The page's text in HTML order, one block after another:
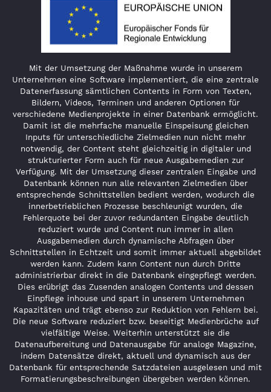
Mit der Umsetzung der Maßnahme wurde in unserem
Unternehmen eine Software implementiert, die eine zentrale
Datenerfassung sämtlichen Contents in Form von Texten,
Bildern, Videos, Terminen und anderen Optionen für
verschiedene Medienprojekte in einer Datenbank ermöglicht.
Damit ist die mehrfache manuelle Einspeisung gleichen
Inputs für unterschiedliche Zielmedien nun nicht mehr
notwendig, der Content steht gleichzeitig in digitaler und
strukturierter Form auch für neue Ausgabemedien zur
Verfügung. Mit der Umsetzung dieser zentralen Eingabe und
Datenbank können nun alle relevanten Zielmedien über
entsprechende Schnittstellen bedient werden, wodurch die
innerbetrieblichen Prozesse beschleunigt wurden, die
Fehlerquote bei der zuvor redundanten Eingabe deutlich
reduziert wurde und Content nun immer in allen
Ausgabemedien durch dynamische Abfragen über
Schnittstellen in Echtzeit und somit immer aktuell abgebildet
werden kann. Zudem kann Content nun durch Dritte
administrierbar direkt in die Datenbank eingepflegt werden.
Dies erübrigt das Zusenden analogen Contents und dessen
Einpflege inhouse und spart in unserem Unternehmen
Kapazitäten und trägt ebenso zur Reduktion von Fehlern bei.
Die neue Software reduziert bzw. beseitigt Medienbrüche auf
vielfältige Weise. Weiterhin unterstützt sie die
Datenaufbereitung und Datenausgabe für analoge Magazine,
indem Datensätze direkt, aktuell und dynamisch aus der
Datenbank für entsprechende Satzdateien ausgelesen und mit
Formatierungsbeschreibungen übergeben werden können.